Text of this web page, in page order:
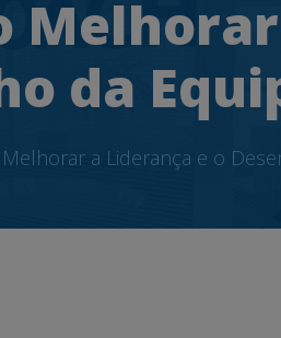
da
a Liderança e o